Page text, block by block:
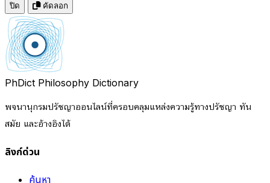
ปิด คัดลอก
PhDict Philosophy Dictionary
พจนานุกรมปรัชญาออนไลน์ที่ครอบคลุมแหล่งความรู้ทางปรัชญา ทัน
สมัย และอ้างอิงได้
ลิงก์ด่วน
ค้นหา